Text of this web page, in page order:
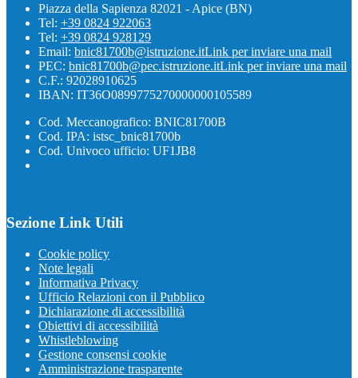
Piazza della Sapienza 82021 - Apice (BN)
Tel: +39 0824 922063
Tel: +39 0824 928129
Email: bnic81700b@istruzione.itLink per inviare una mail
PEC: bnic81700b@pec.istruzione.itLink per inviare una mail
C.F.: 92028910625
IBAN: IT36O0899775270000000105589
Cod. Meccanografico: BNIC81700B
Cod. IPA: istsc_bnic81700b
Cod. Univoco ufficio: UF1JB8
Sezione Link Utili
Cookie policy
Note legali
Informativa Privacy
Ufficio Relazioni con il Pubblico
Dichiarazione di accessibilità
Obiettivi di accessibilità
Whistleblowing
Gestione consensi cookie
Amministrazione trasparente